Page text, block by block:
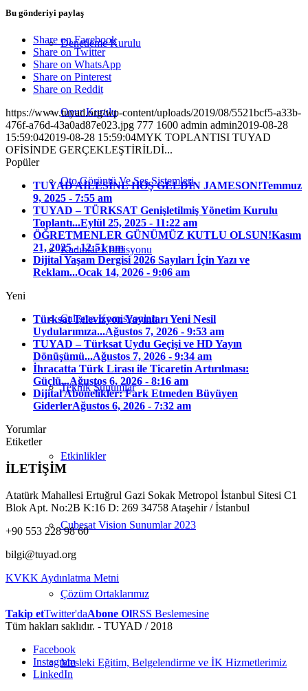
Denetleme Kurulu
Onur Kurulu
Oto Görüntü Ve Ses Sistemleri
Kadınlar Komisyonu
Çalışma Komisyonları
Teknik Sunumlar
Etkinlikler
Cubesat Vision Sunumlar 2023
Çözüm Ortaklarımız
Mesleki Eğitim, Belgelendirme ve İK Hizmetlerimiz
Bu gönderiyi paylaş
Share on Facebook
Share on Twitter
Share on WhatsApp
Share on Pinterest
Share on Reddit
https://www.tuyad.org/wp-content/uploads/2019/08/5521bcf5-a33b-
476f-a76d-43a0ad87e023.jpg 777 1600 admin admin2019-08-28
15:59:042019-08-28 15:59:04MYK TOPLANTISI TUYAD
OFİSİNDE GERÇEKLEŞTİRİLDİ...
Popüler
TUYAD AİLESİNE HOŞ GELDİN JAMESON!Temmuz
9, 2025 - 7:55 am
TUYAD – TÜRKSAT Genişletilmiş Yönetim Kurulu
Toplantı...Eylül 25, 2025 - 11:22 am
ÖĞRETMENLER GÜNÜMÜZ KUTLU OLSUN!Kasım
21, 2025 - 12:51 pm
Dijital Yaşam Dergisi 2026 Sayıları İçin Yazı ve
Reklam...Ocak 14, 2026 - 9:06 am
Yeni
Türksat Televizyon Yayınları Yeni Nesil
Uydularımıza...Ağustos 7, 2026 - 9:53 am
TUYAD – Türksat Uydu Geçişi ve HD Yayın
Dönüşümü...Ağustos 7, 2026 - 9:34 am
İhracatta Türk Lirası ile Ticaretin Artırılması:
Güçlü...Ağustos 6, 2026 - 8:16 am
Dijital Abonelikler: Fark Etmeden Büyüyen
GiderlerAğustos 6, 2026 - 7:32 am
Yorumlar
Etiketler
İLETİŞİM
Atatürk Mahallesi Ertuğrul Gazi Sokak Metropol İstanbul Sitesi C1
Blok Apt. No:2B K:16 D: 269 34758 Ataşehir / İstanbul
+90 553 228 98 60
bilgi@tuyad.org
KVKK Aydınlatma Metni
Takip etTwitter'daAbone OlRSS Beslemesine
Tüm hakları saklıdır. - TUYAD / 2018
Facebook
Instagram
LinkedIn